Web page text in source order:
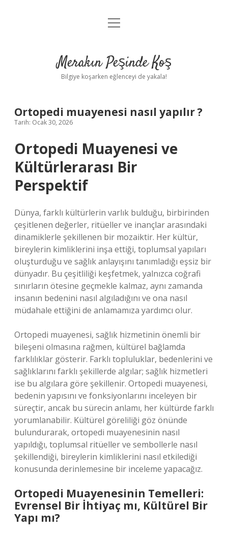
Anasayfa
Yasal Uyarı
menüyü
Merakın Peşinde Koş
Bilgiye koşarken eğlenceyi de yakala!
Ortopedi muayenesi nasıl yapılır ?
Tarih: Ocak 30, 2026
Ortopedi Muayenesi ve
Kültürlerarası Bir
Perspektif
Dünya, farklı kültürlerin varlık bulduğu, birbirinden
çeşitlenen değerler, ritüeller ve inançlar arasındaki
dinamiklerle şekillenen bir mozaiktir. Her kültür,
bireylerin kimliklerini inşa ettiği, toplumsal yapıları
oluşturduğu ve sağlık anlayışını tanımladığı eşsiz bir
dünyadır. Bu çeşitliliği keşfetmek, yalnızca coğrafi
sınırların ötesine geçmekle kalmaz, aynı zamanda
insanın bedenini nasıl algıladığını ve ona nasıl
müdahale ettiğini de anlamamıza yardımcı olur.
Ortopedi muayenesi, sağlık hizmetinin önemli bir
bileşeni olmasına rağmen, kültürel bağlamda
farklılıklar gösterir. Farklı topluluklar, bedenlerini ve
sağlıklarını farklı şekillerde algılar; sağlık hizmetleri
ise bu algılara göre şekillenir. Ortopedi muayenesi,
bedenin yapısını ve fonksiyonlarını inceleyen bir
süreçtir, ancak bu sürecin anlamı, her kültürde farklı
yorumlanabilir. Kültürel göreliliği göz önünde
bulundurarak, ortopedi muayenesinin nasıl
yapıldığı, toplumsal ritüeller ve sembollerle nasıl
şekillendiği, bireylerin kimliklerini nasıl etkilediği
konusunda derinlemesine bir inceleme yapacağız.
Ortopedi Muayenesinin Temelleri:
Evrensel Bir İhtiyaç mı, Kültürel Bir
Yapı mı?